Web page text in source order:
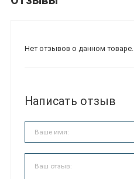
Нет отзывов о данном товаре.
Написать отзыв